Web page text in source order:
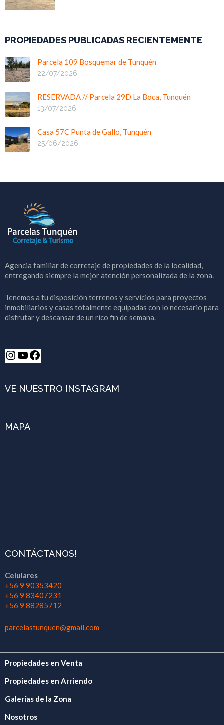
PROPIEDADES PUBLICADAS RECIENTEMENTE
Parcela 109 Bosquemar de Tunquén
22/07/2026
RESERVADA // Parcela 29D La Boca, Tunquén
13/07/2026
Casa 57C Punta de Gallo, Tunquén
25/06/2026
Agencia familiar de corretaje de propiedades de la localidad,
entregando siempre la mejor atención personalizada de la zona.
Tenemos a tu disposición terrenos y servicios para proyectos
inmobiliarios y casas totalmente equipadas con lo necesario para
disfrutar y descansar de un rico fin de semana.
VE NUESTRO INSTAGRAM
MAPA
CONTÁCTANOS!
Celulares
+56 9 90353420
+56 9 83407231
+56 9 88285712
parcelastunquen@gmail.com
Propiedades en Venta
Propiedades en Arriendo
Galerías de la Zona
Nosotros